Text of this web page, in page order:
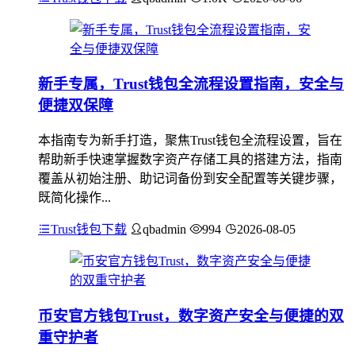
新手专属，Trust钱包全流程设置指南，安全与
便捷双保障
本指南专为新手打造，聚焦Trust钱包全流程设置，旨在
帮助新手快速掌握数字资产存储工具的搭建方法，指南
覆盖从初始注册、助记词备份到安全配置等关键步骤，
既简化操作...
Trust钱包下载 qbadmin 994 2026-08-05
币安官方钱包Trust，数字资产安全与便捷的双
重守护者